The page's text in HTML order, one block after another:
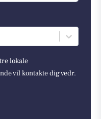
lokale
vil kontakte dig vedr.